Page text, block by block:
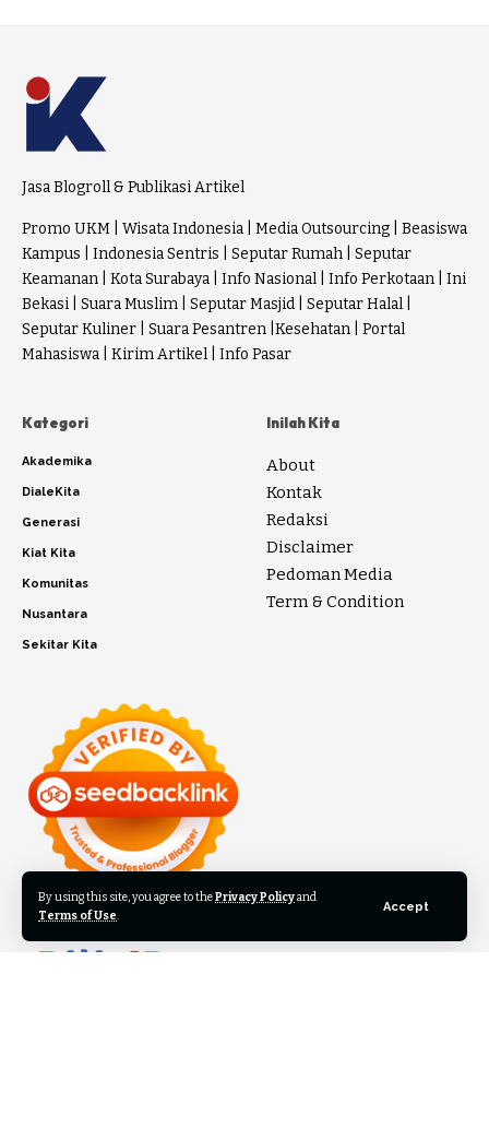
By using this site, you agree to thePrivacy Policyand
Terms of Use.
Accept
Jasa Blogroll & Publikasi Artikel
Promo UKM Wisata Indonesia Media Outsourcing
Beasiswa
Kampus
Indonesia Sentris Seputar Rumah
Seputar
Keamanan
Kota Surabaya Info Nasional Info Perkotaan
Ini
Bekasi
Suara Muslim Seputar Masjid Seputar Halal
Seputar Kuliner
Suara Pesantren Kesehatan
Portal
Mahasiswa
Kirim Artikel Info Pasar
Kategori
Akademika
DialeKita
Generasi
Kiat Kita
Komunitas
Nusantara
Sekitar Kita
Inilah Kita
About
Kontak
Redaksi
Disclaimer
Pedoman Media
Term & Condition